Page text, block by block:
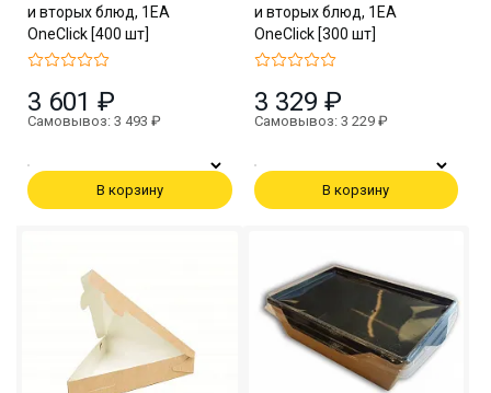
и вторых блюд, 1EA
OneClick [400 шт]
3 601 ₽
Самовывоз: 3 493 ₽
В корзину
и вторых блюд, 1EA
OneClick [300 шт]
3 329 ₽
Самовывоз: 3 229 ₽
В корзину